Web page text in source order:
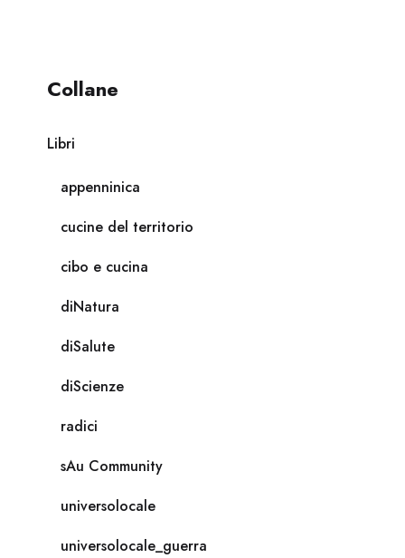
Collane
Libri
appenninica
cucine del territorio
cibo e cucina
diNatura
diSalute
diScienze
radici
sAu Community
universolocale
universolocale_guerra